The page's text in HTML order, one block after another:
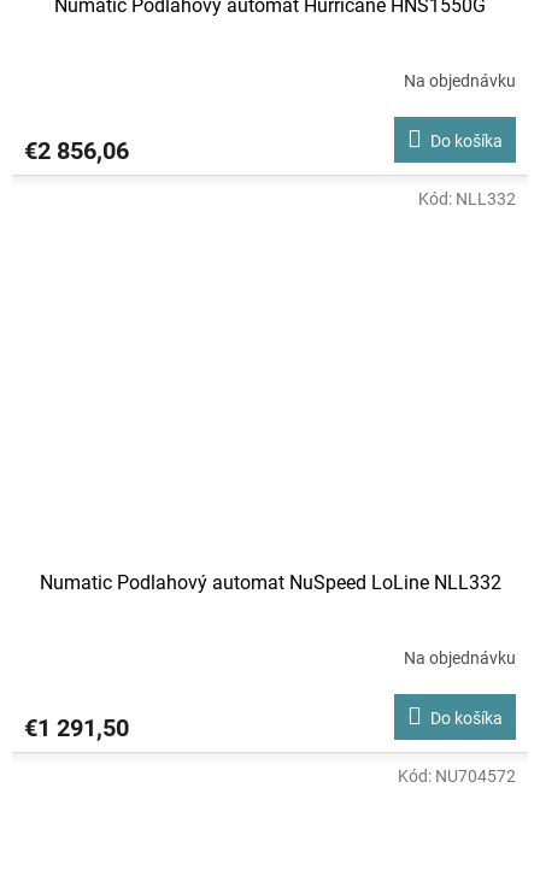
Numatic Podlahový automat Hurricane HNS1550G
Na objednávku
€2 856,06 Do košíka
Numatic Podlahový automat NuSpeed LoLine NLL332
Na objednávku
€1 291,50 Do košíka
Kód: NLL332
Kód: NU704572